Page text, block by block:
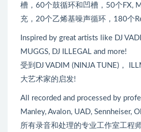
槽，60个鼓循环和凹槽，50个FX,
充，20个乙烯基噪声循环，180个
Inspired by great artists like DJ
MUGGS, DJ ILLEGAL and more!
受到DJ VADIM (NINJA TUNE)，
大艺术家的启发!
All recorded and processed by
Manley, Avalon, UAD, Sennheiser,
所有录音和处理的专业工作室工程